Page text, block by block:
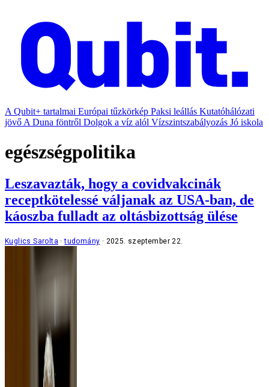
A Qubit+ tartalmai Európai tűzkörkép Paksi leállás Kutatóhálózati
jövő A Duna föntről Dolgok a víz alól Vízszintszabályozás Jó iskola
egészségpolitika
Leszavazták, hogy a covidvakcinák
receptkötelessé váljanak az USA-ban, de
káoszba fulladt az oltásbizottság ülése
Kuglics Sarolta tudomány 2025. szeptember 22.